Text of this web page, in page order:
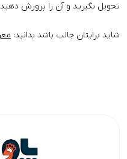
تحویل بگیرید و آن را پرورش دهید.
شاید برایتان جالب باشد بدانید: معرفی 10